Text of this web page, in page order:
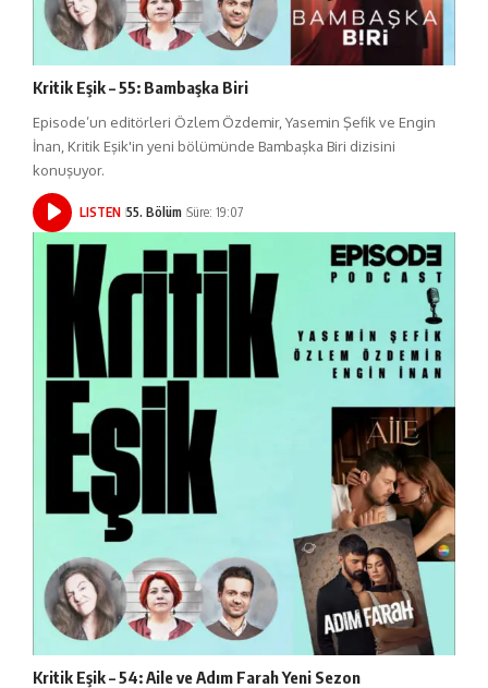
Kritik Eşik – 55: Bambaşka Biri
Episode’un editörleri Özlem Özdemir, Yasemin Şefik ve Engin
İnan, Kritik Eşik'in yeni bölümünde Bambaşka Biri dizisini
konuşuyor.
LISTEN 55. Bölüm Süre: 19:07
Kritik Eşik – 54: Aile ve Adım Farah Yeni Sezon